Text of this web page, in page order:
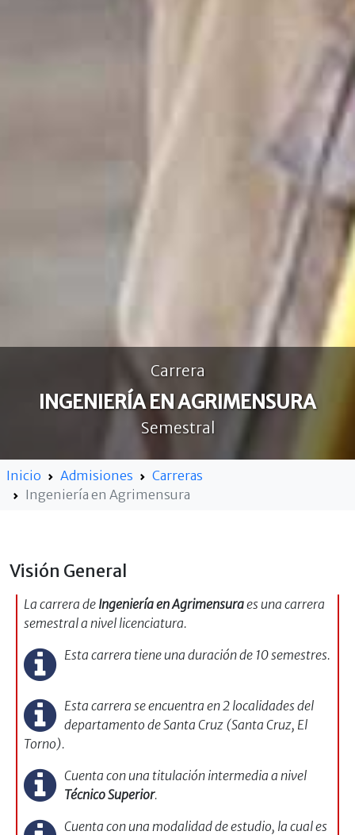
Carrera
INGENIERÍA EN AGRIMENSURA
Semestral
Inicio Admisiones
Carreras
Ingeniería en Agrimensura
Visión General
La carrera de Ingeniería en Agrimensuraes una carrera
semestral a nivel licenciatura.
Esta carrera tiene una duración de 10 semestres.
Esta carrera se encuentra en 2 localidades del
departamento de Santa Cruz (Santa Cruz, El
Torno).
Cuenta con una titulación intermedia a nivel
Técnico Superior.
Cuenta con una modalidad de estudio, la cual es